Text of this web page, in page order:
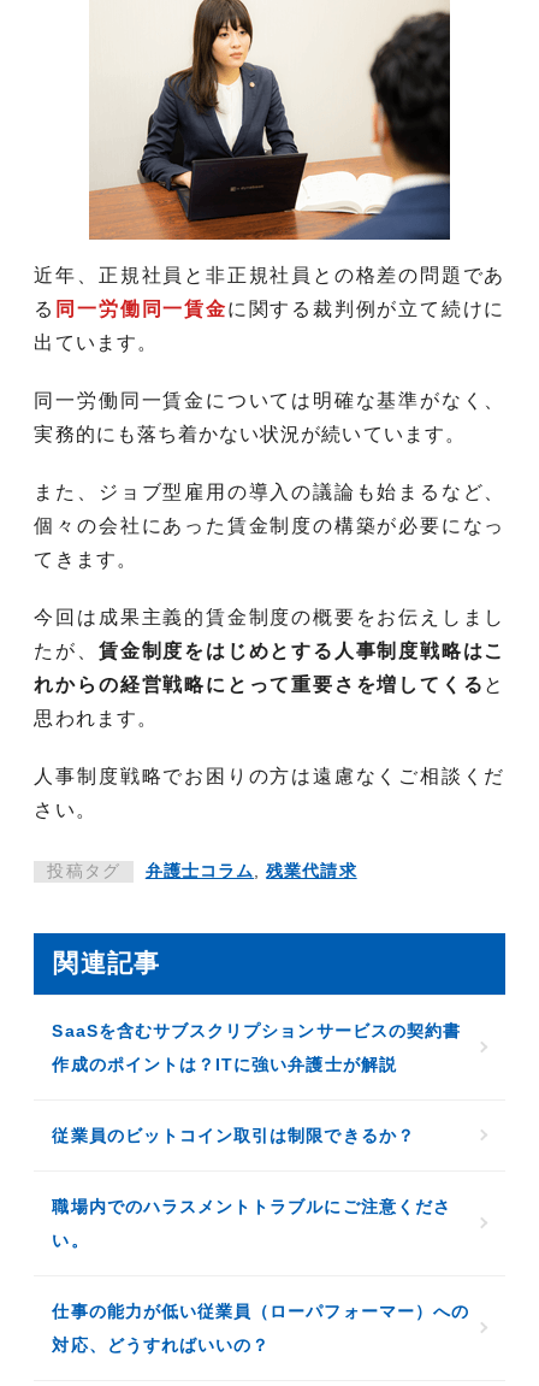
近年、正規社員と非正規社員との格差の問題であ
る 同一労働同一賃金に関する裁判例が立て続けに
出ています。
同一労働同一賃金については明確な基準がなく、
実務的にも落ち着かない状況が続いています。
また、ジョブ型雇用の導入の議論も始まるなど、
個々の会社にあった賃金制度の構築が必要になっ
てきます。
今回は成果主義的賃金制度の概要をお伝えしまし
たが、 賃金制度をはじめとする人事制度戦略はこ
れからの経営戦略にとって重要さを増してくる と
思われます。
人事制度戦略でお困りの方は遠慮なくご相談くだ
さい。
投稿タグ 弁護士コラム,残業代請求
関連記事
SaaSを含むサブスクリプションサービスの契約書
作成のポイントは？ITに強い弁護士が解説
従業員のビットコイン取引は制限できるか？
職場内でのハラスメントトラブルにご注意くださ
い。
仕事の能力が低い従業員（ローパフォーマー）への
対応、どうすればいいの？